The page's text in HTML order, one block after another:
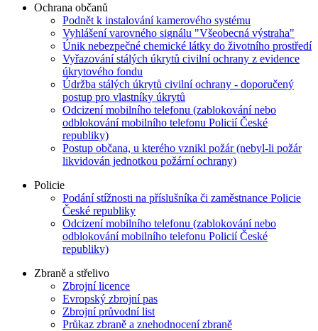
Ochrana občanů
Podnět k instalování kamerového systému
Vyhlášení varovného signálu "Všeobecná výstraha"
Únik nebezpečné chemické látky do životního prostředí
Vyřazování stálých úkrytů civilní ochrany z evidence
úkrytového fondu
Údržba stálých úkrytů civilní ochrany - doporučený
postup pro vlastníky úkrytů
Odcizení mobilního telefonu (zablokování nebo
odblokování mobilního telefonu Policií České
republiky)
Postup občana, u kterého vznikl požár (nebyl-li požár
likvidován jednotkou požární ochrany)
Policie
Podání stížnosti na příslušníka či zaměstnance Policie
České republiky
Odcizení mobilního telefonu (zablokování nebo
odblokování mobilního telefonu Policií České
republiky)
Zbraně a střelivo
Zbrojní licence
Evropský zbrojní pas
Zbrojní průvodní list
Průkaz zbraně a znehodnocení zbraně